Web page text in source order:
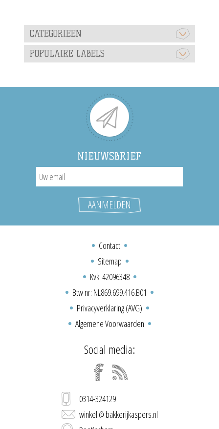
CATEGORIEEN
POPULAIRE LABELS
NIEUWSBRIEF
Contact
Sitemap
Kvk: 42096348
Btw nr: NL869.699.416.B01
Privacyverklaring (AVG)
Algemene Voorwaarden
Social media:
0314-324129
winkel @ bakkerijkaspers.nl